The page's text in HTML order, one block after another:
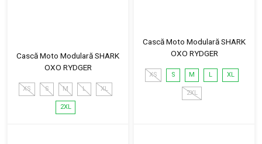
Cască Moto Modulară SHARK
OXO RYDGER
XS S M L XL
2XL
Cască Moto Modulară SHARK
OXO RYDGER
XS S M L XL
2XL